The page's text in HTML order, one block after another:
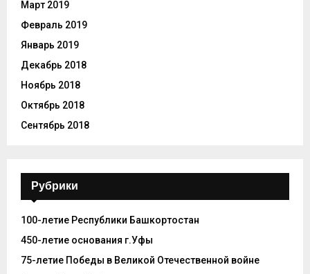
Март 2019
Февраль 2019
Январь 2019
Декабрь 2018
Ноябрь 2018
Октябрь 2018
Сентябрь 2018
Рубрики
100-летие Республики Башкортостан
450-летие основания г.Уфы
75-летие Победы в Великой Отечественной войне